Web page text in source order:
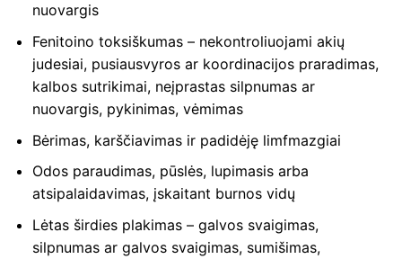
nuovargis
Fenitoino toksiškumas – nekontroliuojami akių
judesiai, pusiausvyros ar koordinacijos praradimas,
kalbos sutrikimai, neįprastas silpnumas ar
nuovargis, pykinimas, vėmimas
Bėrimas, karščiavimas ir padidėję limfmazgiai
Odos paraudimas, pūslės, lupimasis arba
atsipalaidavimas, įskaitant burnos vidų
Lėtas širdies plakimas – galvos svaigimas,
silpnumas ar galvos svaigimas, sumišimas,